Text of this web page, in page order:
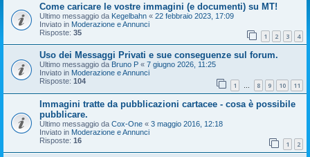
Come caricare le vostre immagini (e documenti) su MT!
Ultimo messaggio da Kegelbahn « 22 febbraio 2023, 17:09
Inviato in Moderazione e Annunci
Risposte: 35 1 2 3 4
Uso dei Messaggi Privati e sue conseguenze sul forum.
Ultimo messaggio da Bruno P « 7 giugno 2026, 11:25
Inviato in Moderazione e Annunci
Risposte: 104 1 … 8 9 10 11
Immagini tratte da pubblicazioni cartacee - cosa è possibile
pubblicare.
Ultimo messaggio da Cox-One « 3 maggio 2016, 12:18
Inviato in Moderazione e Annunci
Risposte: 16 1 2